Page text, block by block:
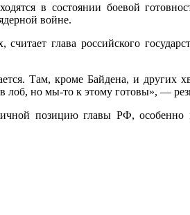
в состоянии боевой
войне.
глава российского
Там, кроме Байдена, и других
в лоб, но мы-то к этому готовы», —
позицию главы РФ, особенно в